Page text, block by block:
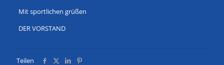
Mit sportlichen grüßen
DER VORSTAND
Teilen